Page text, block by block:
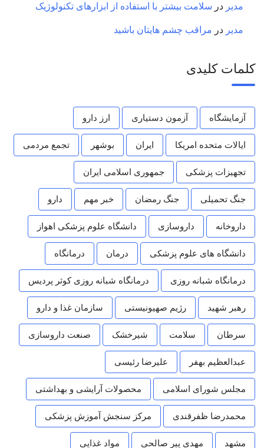
مدیر در سلامت بیشتر با استفاده از ابزارهای تکنولوژیک
مدیر در مراقب چشم هایتان باشید
کلمات کلیدی
آزمایشگاه آزمون دستیاری ارز دارو
ایالات متحده امریکا ایران بوشهر تجمع مردمی
تجهیزات پزشکی جمهوری اسلامی ایران
جنگ تحمیلی جنگ رمضان خبر مهم دارو
داروخانه داروسازی دانشگاه علوم پزشکی اهواز
دانشگاه های علوم پزشکی درمان درمانگاه
درمانگاه شبانه روزی درمانگاه شبانه روزی کوثر پردیس
رهبر شهید رژیم صهیونیستی سازمان غذا و دارو
سرطان سلامت شیرخشک صنعت داروسازی
عبدالعظیم بهفر علیرضا رئیسی
مجلس شورای اسلامی محصولات آرایشی و بهداشتی
محمدرضا ظفرقندی مرکز سنجش آموزش پزشکی
مشهد مهدی پیر صالحی مواد غذایی